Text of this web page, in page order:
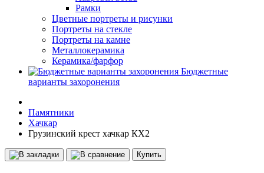
Рамки
Цветные портреты и рисунки
Портреты на стекле
Портреты на камне
Металлокерамика
Керамика/фарфор
Бюджетные
варианты захоронения
Памятники
Хачкар
Грузинский крест хачкар КХ2
Купить